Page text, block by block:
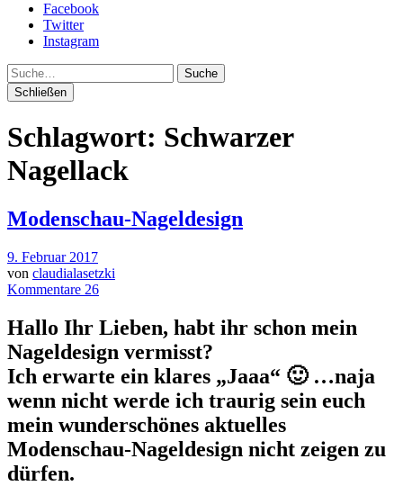
Facebook
Twitter
Instagram
Suche
Schließen
Schlagwort: Schwarzer
Nagellack
Modenschau-Nageldesign
9. Februar 2017
von claudialasetzki
Kommentare 26
Hallo Ihr Lieben, habt ihr schon mein
Nageldesign vermisst?
Ich erwarte ein klares „Jaaa“ 🙂 …naja
wenn nicht werde ich traurig sein euch
mein wunderschönes aktuelles
Modenschau-Nageldesign nicht zeigen zu
dürfen.